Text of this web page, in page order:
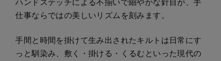
ハンドステッチによる不揃いで細やかな針目が、手
仕事ならではの美しいリズムを刻みます。
手間と時間を掛けて生み出されたキルトは日常にす
っと馴染み、敷く・掛ける・くるむといった現代の